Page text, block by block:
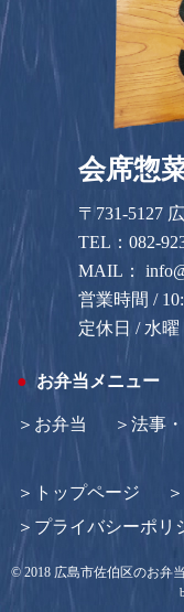
会席惣
〒731-5127
TEL：082-
MAIL：
営業時間 /
定休日 / 水曜
お弁当メニュー
お弁当 法事
トップページ
プライバシーポリ
©2018 広島市佐伯区のお弁